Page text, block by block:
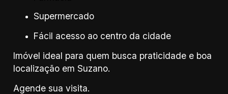
Supermercado
Fácil acesso ao centro da cidade
Imóvel ideal para quem busca praticidade e boa
localização em Suzano.
Agende sua visita.